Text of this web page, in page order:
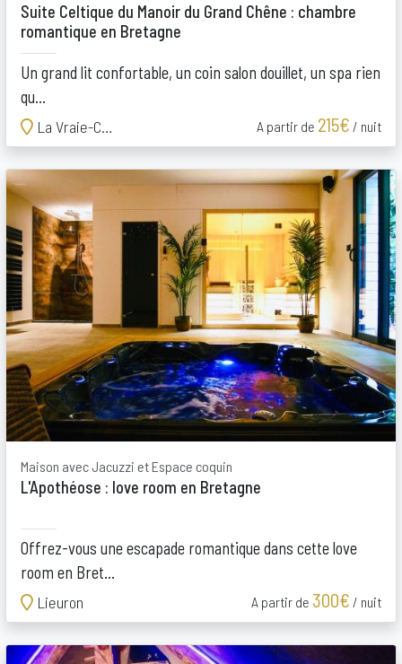
Suite Celtique du Manoir du Grand Chêne : chambre
romantique en Bretagne
Un grand lit confortable, un coin salon douillet, un spa rien
qu...
La Vraie-Croix
A partir de 215€ / nuit
Maison avec Jacuzzi et Espace coquin
L'Apothéose : love room en Bretagne
Offrez-vous une escapade romantique dans cette love
room en Bret...
Lieuron
A partir de 300€ / nuit